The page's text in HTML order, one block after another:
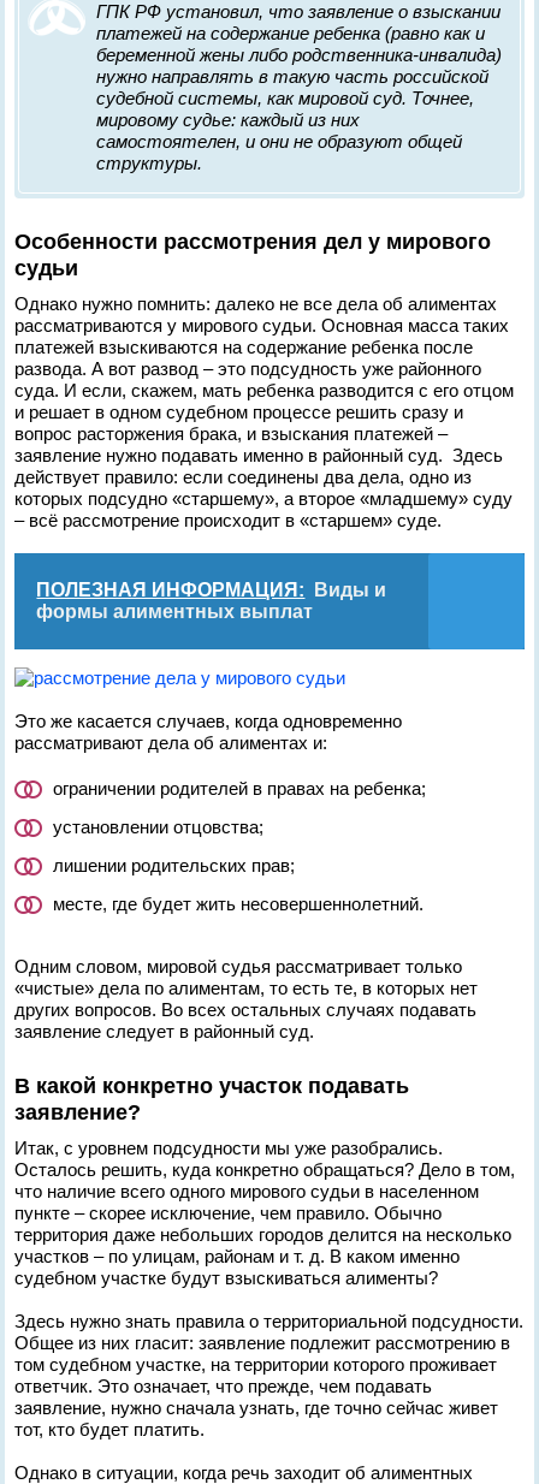
ГПК РФ установил, что заявление о взыскании
платежей на содержание ребенка (равно как и
беременной жены либо родственника-инвалида)
нужно направлять в такую часть российской
судебной системы, как мировой суд. Точнее,
мировому судье: каждый из них
самостоятелен, и они не образуют общей
структуры.
Особенности рассмотрения дел у мирового
судьи
Однако нужно помнить: далеко не все дела об алиментах
рассматриваются у мирового судьи. Основная масса таких
платежей взыскиваются на содержание ребенка после
развода. А вот развод – это подсудность уже районного
суда. И если, скажем, мать ребенка разводится с его отцом
и решает в одном судебном процессе решить сразу и
вопрос расторжения брака, и взыскания платежей –
заявление нужно подавать именно в районный суд. Здесь
действует правило: если соединены два дела, одно из
которых подсудно «старшему», а второе «младшему» суду
– всё рассмотрение происходит в «старшем» суде.
ПОЛЕЗНАЯ ИНФОРМАЦИЯ:
Виды и
формы алиментных выплат
Это же касается случаев, когда одновременно
рассматривают дела об алиментах и:
ограничении родителей в правах на ребенка;
установлении отцовства;
лишении родительских прав;
месте, где будет жить несовершеннолетний.
Одним словом, мировой судья рассматривает только
«чистые» дела по алиментам, то есть те, в которых нет
других вопросов. Во всех остальных случаях подавать
заявление следует в районный суд.
В какой конкретно участок подавать
заявление?
Итак, с уровнем подсудности мы уже разобрались.
Осталось решить, куда конкретно обращаться? Дело в том,
что наличие всего одного мирового судьи в населенном
пункте – скорее исключение, чем правило. Обычно
территория даже небольших городов делится на несколько
участков – по улицам, районам и т. д. В каком именно
судебном участке будут взыскиваться алименты?
Здесь нужно знать правила о территориальной подсудности.
Общее из них гласит: заявление подлежит рассмотрению в
том судебном участке, на территории которого проживает
ответчик. Это означает, что прежде, чем подавать
заявление, нужно сначала узнать, где точно сейчас живет
тот, кто будет платить.
Однако в ситуации, когда речь заходит об алиментных